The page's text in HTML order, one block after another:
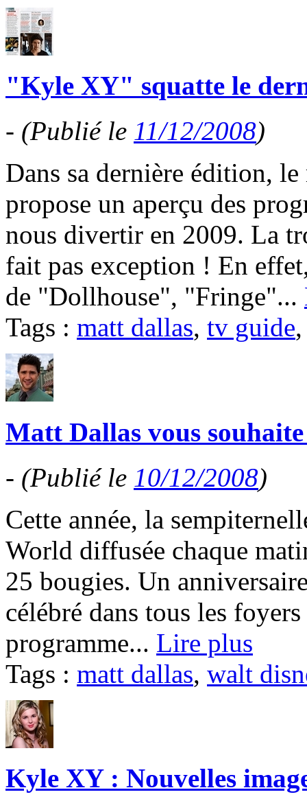
"Kyle XY" squatte le
- (Publié le 11/12/2008)
Dans sa dernière édition,
propose un aperçu des
nous divertir en 2009. La
fait pas exception ! En
de "Dollhouse", "Fringe"...
Tags : matt dallas, tv guide
Matt Dallas vous
- (Publié le 10/12/2008)
Cette année, la
World diffusée chaque
25 bougies. Un
célébré dans tous les
programme... Lire plus
Tags : matt dallas, walt
Kyle XY : Nouvelles